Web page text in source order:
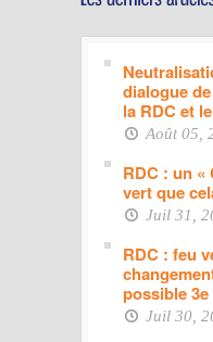
dialogue
la RDC et
Août 05,
RDC : un «
vert que
Juil 31,
RDC : feu
possible
Juil 30,